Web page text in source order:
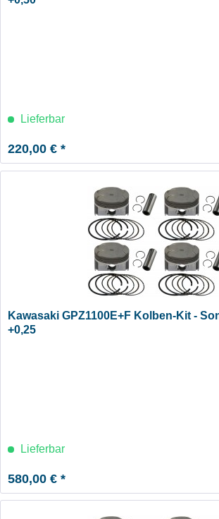
Lieferbar
220,00 € *
Kawasaki GPZ1100E+F Kolben-Kit -
+0,25
Lieferbar
580,00 € *